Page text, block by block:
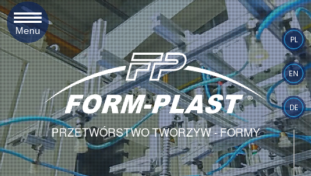
Menu
PL
EN
DE
PRZETWÓRSTWO TWORZYW - FORMY